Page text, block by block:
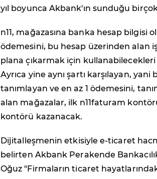
yıl boyunca Akbank'ın sunduğu
n11, mağazasına banka hesap bilgisi
ödemesini, bu hesap üzerinden alan
plana çıkarmak için
Ayrıca yine aynı şartı karşılayan,
tanımlayan ve en az 1 ödemesini,
alan mağazalar, ilk n11faturam
kontörü kazanacak.
Dijitalleşmenin etkisiyle e-ticaret
belirten Akbank Perakende
Oğuz "Firmaların ticaret